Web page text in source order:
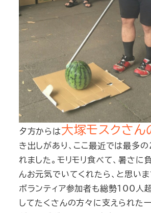
夕方からは大塚モスクさん
き出しがあり、ここ最近では最多
れました。モリモリ食べて、暑さに
んお元気でいてくれたら、と思いま
ボランティア参加者も総勢100人
してたくさんの方々に支えられた